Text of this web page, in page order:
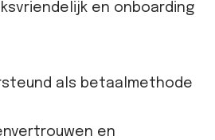
en onboarding
als betaalmethode
en